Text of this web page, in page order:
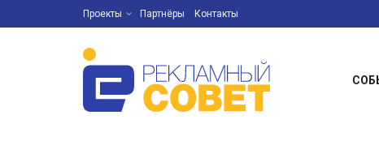
Проекты Партнёры Контакты